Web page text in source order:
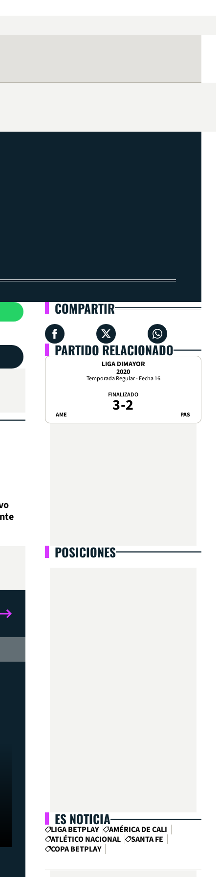
COMPARTIR
PARTIDO RELACIONADO
LIGA DIMAYOR
2020
Temporada Regular - Fecha 16
AME
FINALIZADO
3-2 PAS
POSICIONES
ES NOTICIA
LIGA BETPLAY
AMÉRICA DE CALI
ATLÉTICO NACIONAL
SANTA FE
COPA BETPLAY